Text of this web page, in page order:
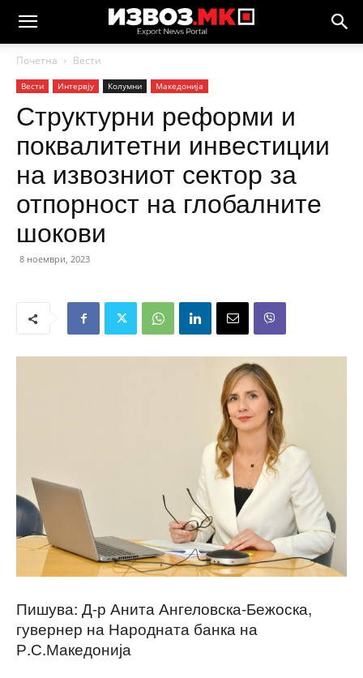
Почетна Вести
Вести Интервју Колумни Македонија
Структурни реформи и
поквалитетни инвестиции
на извозниот сектор за
отпорност на глобалните
шокови
8 ноември, 2023
Пишува: Д-р Анита Ангеловска-Бежоска,
гувернер на Народната банка на
Р.С.Македонија